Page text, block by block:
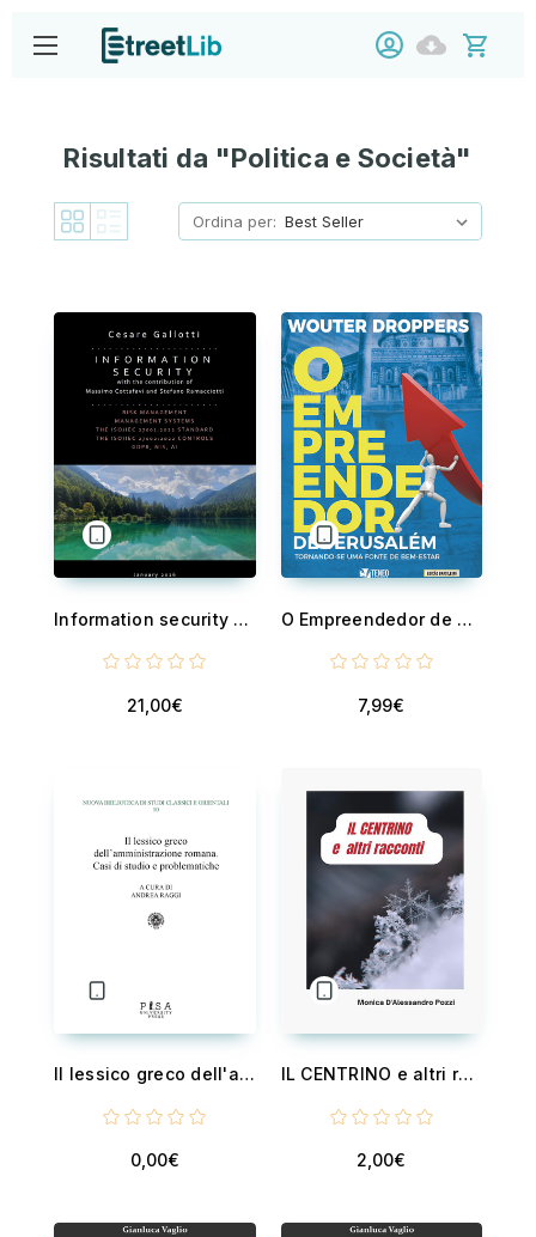
Risultati da "Politica e Società"
Ordina per:
Information security - 2026 edition
21,00€
O Empreendedor de Jerusalém - Tornando-se uma fonte de bem estar
7,99€
Il lessico greco dell'amministrazione romana - Casi di studio e problematiche
0,00€
IL CENTRINO e altri racconti
2,00€